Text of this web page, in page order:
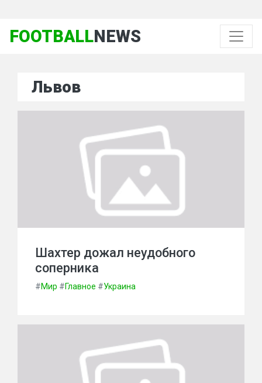
FOOTBALLNEWS
Львов
Шахтер дожал неудобного
соперника
#Мир #Главное #Украина